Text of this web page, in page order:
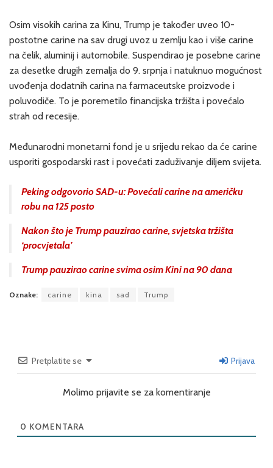
Osim visokih carina za Kinu, Trump je također uveo 10-
postotne carine na sav drugi uvoz u zemlju kao i više carine
na čelik, aluminij i automobile. Suspendirao je posebne carine
za desetke drugih zemalja do 9. srpnja i natuknuo mogućnost
uvođenja dodatnih carina na farmaceutske proizvode i
poluvodiče. To je poremetilo financijska tržišta i povećalo
strah od recesije.
Međunarodni monetarni fond je u srijedu rekao da će carine
usporiti gospodarski rast i povećati zaduživanje diljem svijeta.
Peking odgovorio SAD-u: Povećali carine na američku
robu na 125 posto
Nakon što je Trump pauzirao carine, svjetska tržišta
‘procvjetala’
Trump pauzirao carine svima osim Kini na 90 dana
Oznake: carine kina sad Trump
Pretplatite se Prijava
Molimo prijavite se za komentiranje
0 KOMENTARA